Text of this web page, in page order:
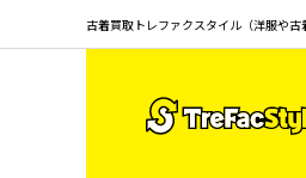
古着買取トレファクスタイル（洋服や古